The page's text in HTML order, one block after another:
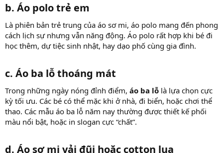
b. Áo polo trẻ em
Là phiên bản trẻ trung của áo sơ mi, áo polo mang đến phong
cách lịch sự nhưng vẫn năng động. Áo polo rất hợp khi bé đi
học thêm, dự tiệc sinh nhật, hay dạo phố cùng gia đình.
c. Áo ba lỗ thoáng mát
Trong những ngày nóng đỉnh điểm, áo ba lỗ là lựa chọn cực
kỳ tối ưu. Các bé có thể mặc khi ở nhà, đi biển, hoặc chơi thể
thao. Các mẫu áo ba lỗ năm nay thường được thiết kế phối
màu nổi bật, hoặc in slogan cực “chất”.
d. Áo sơ mi vải đũi hoặc cotton lụa